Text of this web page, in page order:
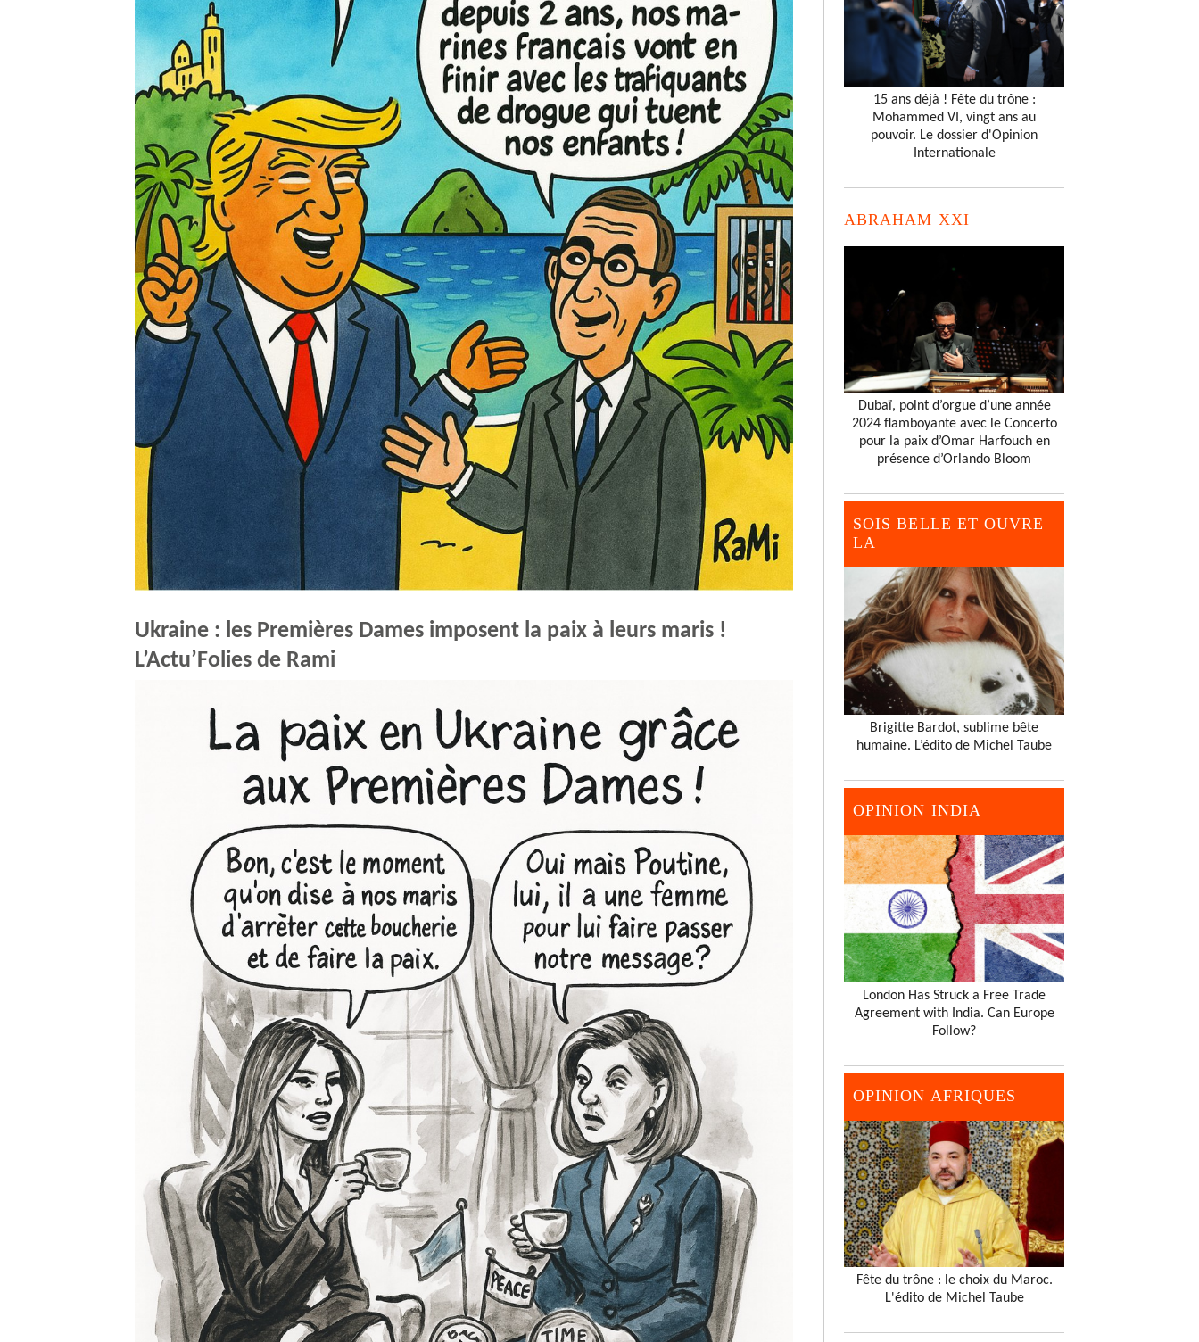
Ukraine : les Premières Dames imposent la paix à leurs maris !
L’Actu’Folies de Rami
15 ans déjà ! Fête du trône :
Mohammed VI, vingt ans au
pouvoir. Le dossier d'Opinion
Internationale
ABRAHAM XXI
Dubaï, point d’orgue d’une année
2024 flamboyante avec le Concerto
pour la paix d’Omar Harfouch en
présence d’Orlando Bloom
SOIS BELLE ET OUVRE
LA
Brigitte Bardot, sublime bête
humaine. L’édito de Michel Taube
OPINION INDIA
London Has Struck a Free Trade
Agreement with India. Can Europe
Follow?
OPINION AFRIQUES
Fête du trône : le choix du Maroc.
L'édito de Michel Taube